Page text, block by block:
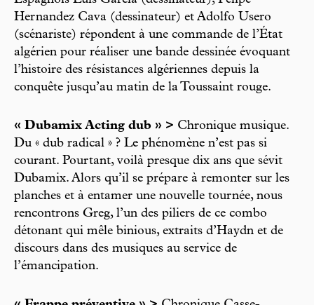
Hernandez Cava (dessinateur) et Adolfo Usero
(scénariste) répondent à une commande de l’État
algérien pour réaliser une bande dessinée évoquant
l’histoire des résistances algériennes depuis la
conquête jusqu’au matin de la Toussaint rouge.
« Dubamix Acting dub » > Chronique musique.
Du « dub radical » ? Le phénomène n’est pas si
courant. Pourtant, voilà presque dix ans que sévit
Dubamix. Alors qu’il se prépare à remonter sur les
planches et à entamer une nouvelle tournée, nous
rencontrons Greg, l’un des piliers de ce combo
détonant qui mêle binious, extraits d’Haydn et de
discours dans des musiques au service de
l’émancipation.